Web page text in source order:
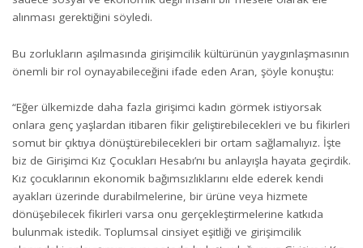
alınması gerektiğini söyledi.
Bu zorlukların aşılmasında girişimcilik kültürünün yaygınlaşmasının
önemli bir rol oynayabileceğini ifade eden Aran, şöyle konuştu:
“Eğer ülkemizde daha fazla girişimci kadın görmek istiyorsak
onlara genç yaşlardan itibaren fikir geliştirebilecekleri ve bu fikirleri
somut bir çıktıya dönüştürebilecekleri bir ortam sağlamalıyız. İşte
biz de Girişimci Kız Çocukları Hesabı’nı bu anlayışla hayata geçirdik.
Kız çocuklarının ekonomik bağımsızlıklarını elde ederek kendi
ayakları üzerinde durabilmelerine, bir ürüne veya hizmete
dönüşebilecek fikirleri varsa onu gerçekleştirmelerine katkıda
bulunmak istedik. Toplumsal cinsiyet eşitliği ve girişimcilik